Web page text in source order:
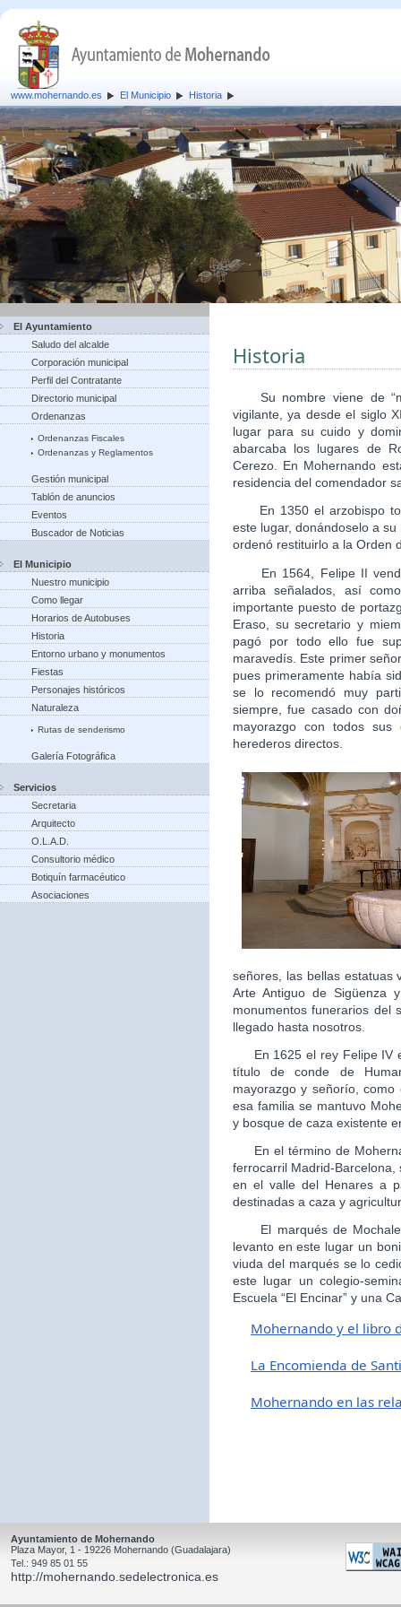
www.mohernando.es El Municipio Historia
El Ayuntamiento
Saludo del alcalde
Corporación municipal
Perfil del Contratante
Directorio municipal
Ordenanzas
Ordenanzas Fiscales
Ordenanzas y Reglamentos
Gestión municipal
Tablón de anuncios
Eventos
Buscador de Noticias
El Municipio
Nuestro municipio
Como llegar
Horarios de Autobuses
Historia
Entorno urbano y monumentos
Fiestas
Personajes históricos
Naturaleza
Rutas de senderismo
Galería Fotográfica
Servicios
Secretaria
Arquitecto
O.L.A.D.
Consultorio médico
Botiquín farmacéutico
Asociaciones
Historia
Su nombre viene de
vigilante, ya desde el siglo
lugar para su cuido y
abarcaba los lugares de
Cerezo. En Mohernando
residencia del comendador
En 1350 el arzobispo
este lugar, donándoselo a
ordenó restituirlo a la Orden
En 1564, Felipe II
arriba señalados, así
importante puesto de
Eraso, su secretario y
pagó por todo ello fue
maravedís. Este primer
pues primeramente había
se lo recomendó muy
siempre, fue casado con
mayorazgo con todos
herederos directos.
señores, las bellas estatuas
Arte Antiguo de Sigüenza
monumentos funerarios del
llegado hasta nosotros.
En 1625 el rey Felipe IV
título de conde de
mayorazgo y señorío,
esa familia se mantuvo
y bosque de caza existente
En el término de
ferrocarril Madrid-
en el valle del Henares a
destinadas a caza y
El marqués de
levanto en este lugar un
viuda del marqués se lo
este lugar un colegio-
Escuela “El Encinar” y una
Mohernando y el libro
La Encomienda de
Mohernando en las
Ayuntamiento de Mohernando
Plaza Mayor, 1 - 19226 Mohernando (Guadalajara)
Tel.: 949 85 01 55
http://mohernando.sedelectronica.es